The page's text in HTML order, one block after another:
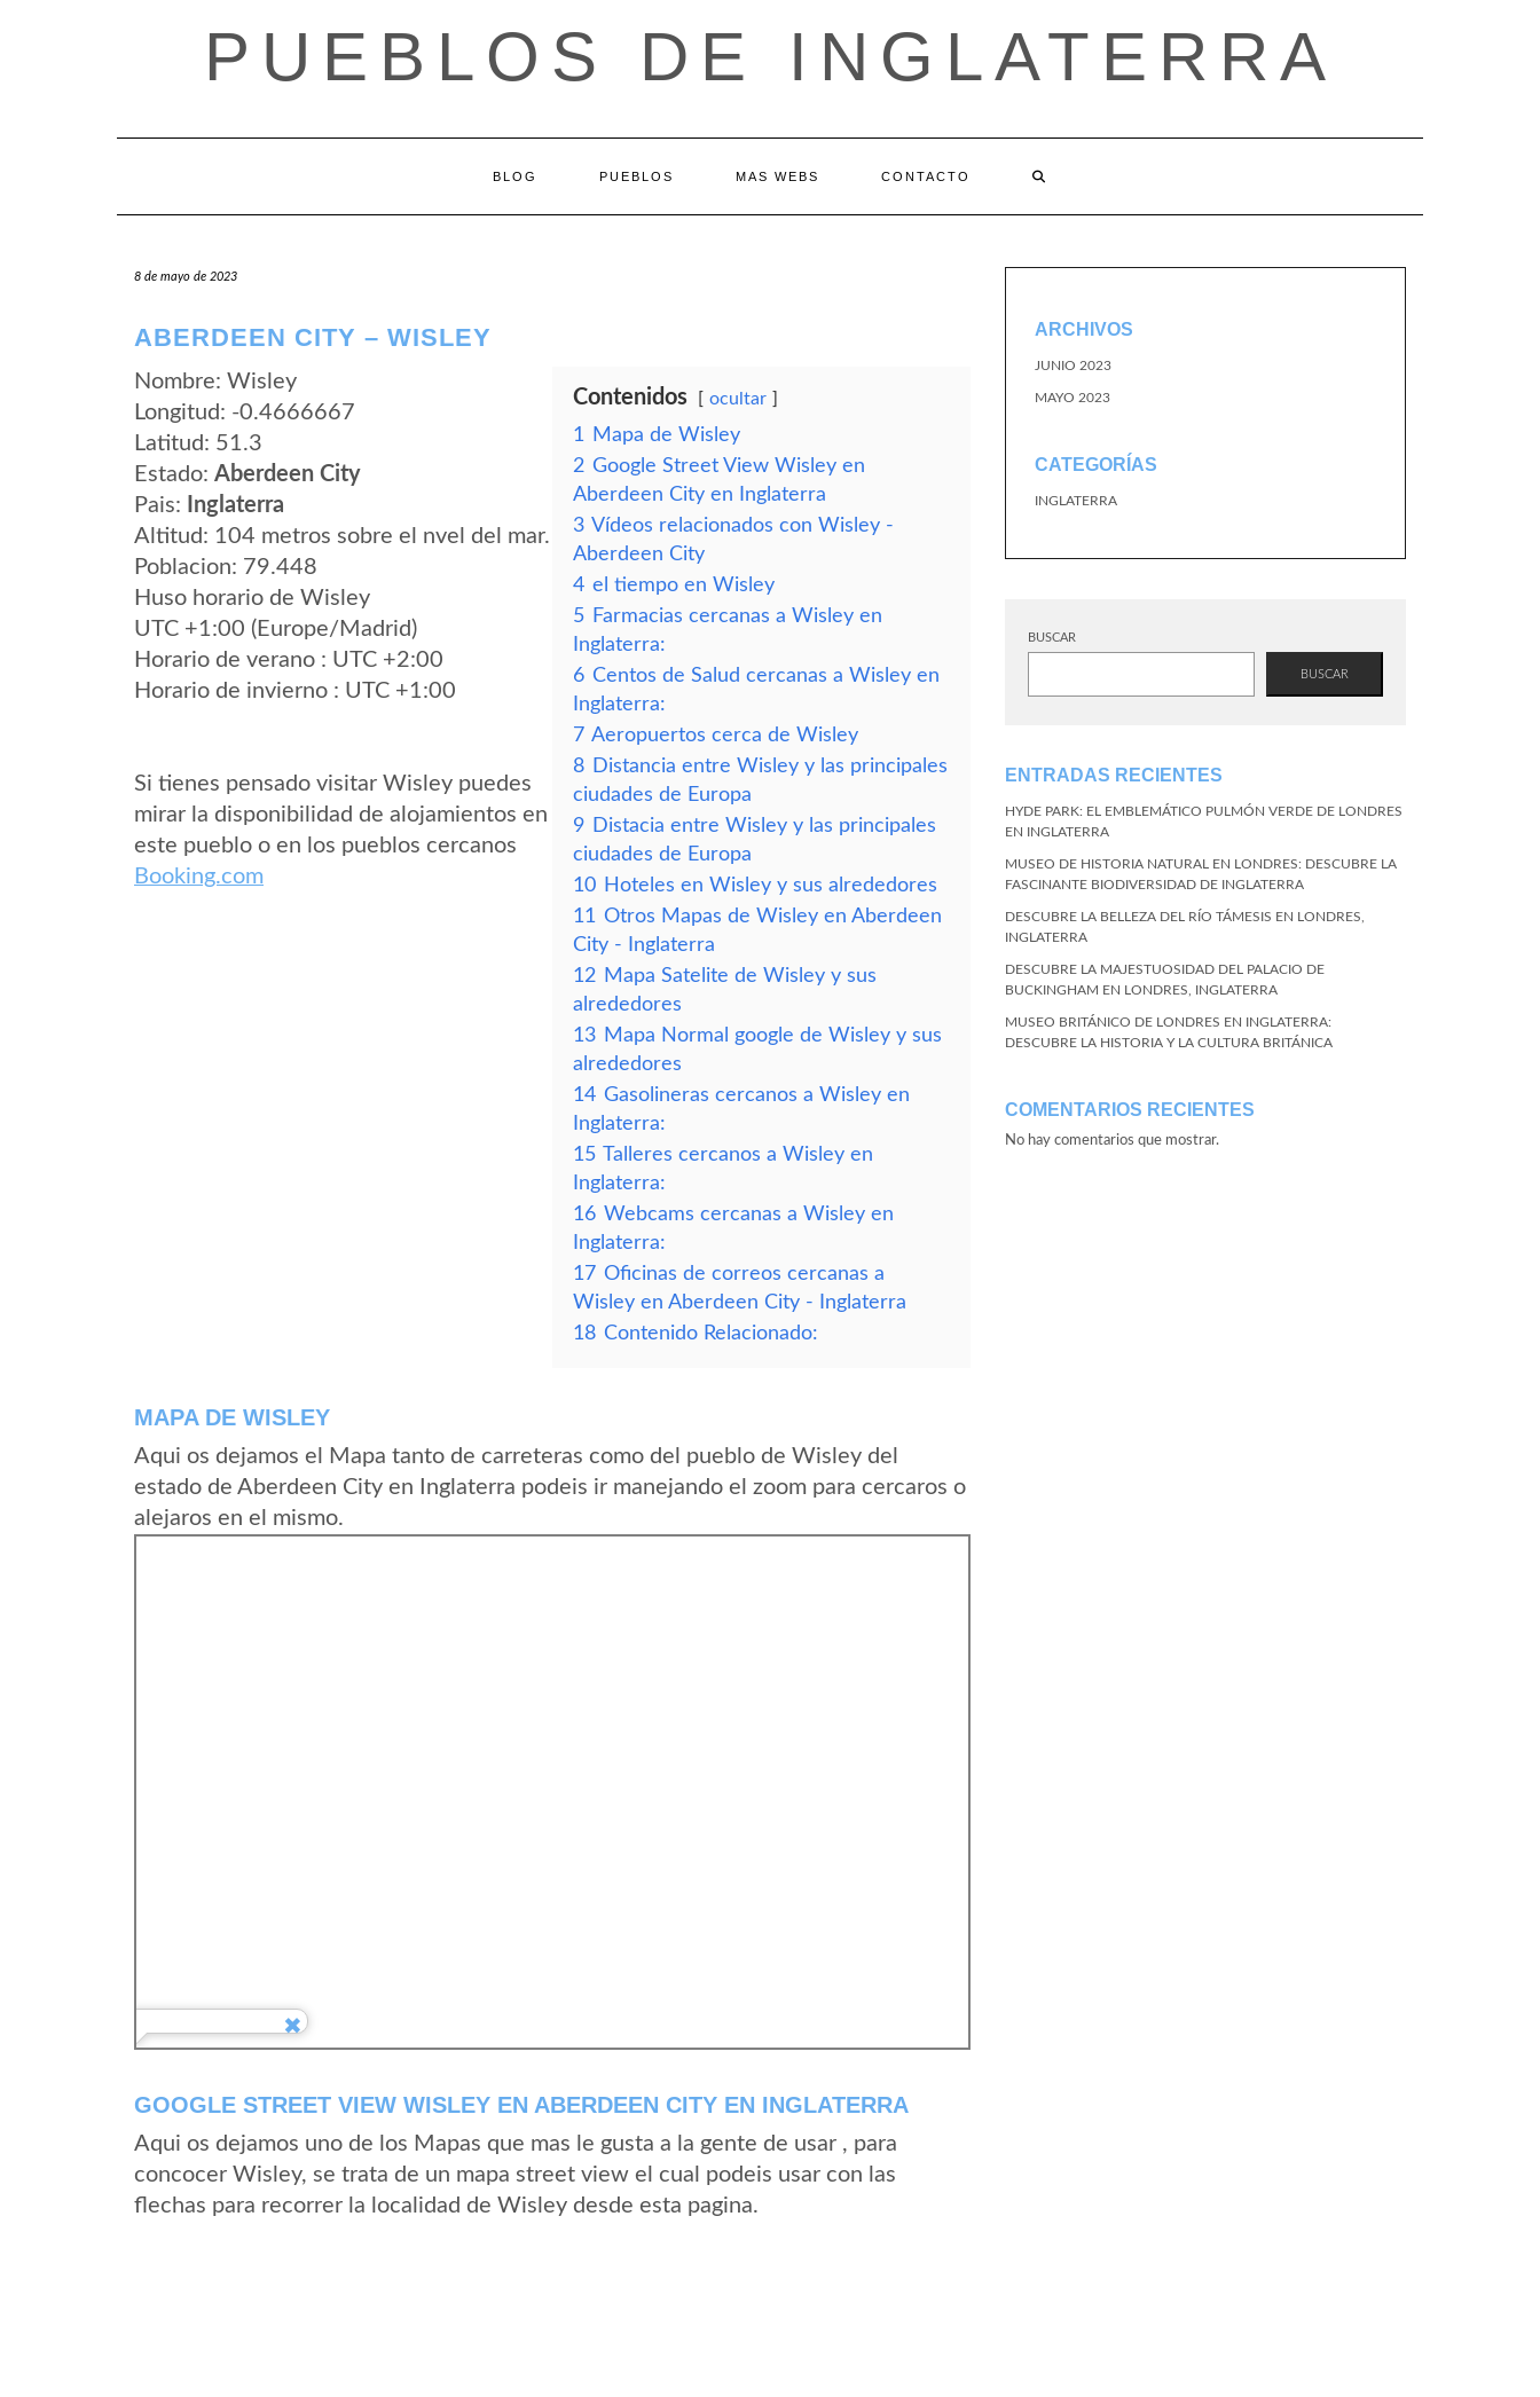
PUEBLOS DE INGLATERRA
BLOG PUEBLOS MAS WEBS CONTACTO
8 de mayo de 2023
ABERDEEN CITY – WISLEY
Nombre: Wisley
Longitud: -0.4666667
Latitud: 51.3
Estado: Aberdeen City
Pais:
Inglaterra
Altitud: 104 metros sobre el nvel del mar.
Poblacion: 79.448
Huso horario de Wisley
UTC +1:00 (Europe/Madrid)
Horario de verano : UTC +2:00
Horario de invierno : UTC +1:00
Si tienes pensado visitar Wisley puedes
mirar la disponibilidad de alojamientos en
este pueblo o en los pueblos cercanos
Booking.com
Contenidos ocultar
1
Mapa de Wisley
2 Google Street View Wisley en
Aberdeen City en Inglaterra
3 Vídeos relacionados con Wisley -
Aberdeen City
4 el tiempo en Wisley
5 Farmacias cercanas a Wisley en
Inglaterra:
6 Centos de Salud cercanas a Wisley en
Inglaterra:
7 Aeropuertos cerca de Wisley
8 Distancia entre Wisley y las principales
ciudades de Europa
9 Distacia entre Wisley y las principales
ciudades de Europa
10 Hoteles en Wisley y sus alrededores
11 Otros Mapas de Wisley en Aberdeen
City - Inglaterra
12 Mapa Satelite de Wisley y sus
alrededores
13 Mapa Normal google de Wisley y sus
alrededores
14 Gasolineras cercanos a Wisley en
Inglaterra:
15 Talleres cercanos a Wisley en
Inglaterra:
16 Webcams cercanas a Wisley en
Inglaterra:
17 Oficinas de correos cercanas a
Wisley en Aberdeen City - Inglaterra
18 Contenido Relacionado:
MAPA DE WISLEY
Aqui os dejamos el Mapa tanto de carreteras como del pueblo de Wisley del
estado de Aberdeen City en Inglaterra podeis ir manejando el zoom para cercaros o
alejaros en el mismo.
GOOGLE STREET VIEW WISLEY EN ABERDEEN CITY EN INGLATERRA
Aqui os dejamos uno de los Mapas que mas le gusta a la gente de usar , para
concocer Wisley, se trata de un mapa street view el cual podeis usar con las
flechas para recorrer la localidad de Wisley desde esta pagina.
ARCHIVOS
JUNIO 2023
MAYO 2023
CATEGORÍAS
INGLATERRA
BUSCAR
BUSCAR
ENTRADAS RECIENTES
HYDE PARK: EL EMBLEMÁTICO PULMÓN VERDE DE LONDRES
EN INGLATERRA
MUSEO DE HISTORIA NATURAL EN LONDRES: DESCUBRE LA
FASCINANTE BIODIVERSIDAD DE INGLATERRA
DESCUBRE LA BELLEZA DEL RÍO TÁMESIS EN LONDRES,
INGLATERRA
DESCUBRE LA MAJESTUOSIDAD DEL PALACIO DE
BUCKINGHAM EN LONDRES, INGLATERRA
MUSEO BRITÁNICO DE LONDRES EN INGLATERRA:
DESCUBRE LA HISTORIA Y LA CULTURA BRITÁNICA
COMENTARIOS RECIENTES
No hay comentarios que mostrar.